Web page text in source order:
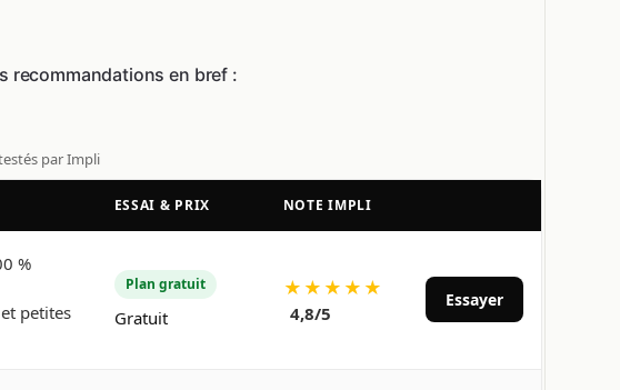
recommandations en bref :
par Impli
ESSAI & PRIX NOTE IMPLI
%
petites
Plan gratuit
Gratuit
★★★★★
4,8/5
Essayer